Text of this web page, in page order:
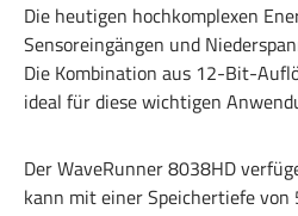
Die heutigen hochkomplexen
Sensoreingängen und
Die Kombination aus 12-Bit-
ideal für diese wichtigen
Der WaveRunner 8038HD
kann mit einer Speichertiefe von